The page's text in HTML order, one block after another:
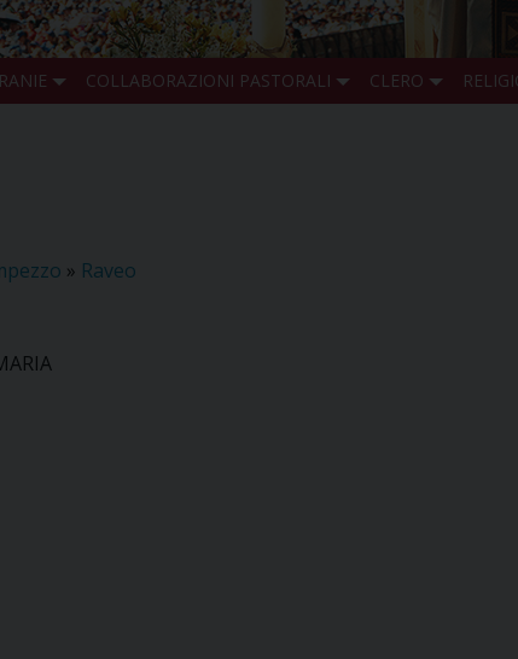
COLLABORAZIONI PASTORALI CLERO
» Raveo